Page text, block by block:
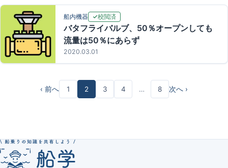
船内機器 校閲済
バタフライバルブ、50％オープンしても
流量は50％にあらず
2020.03.01
‹ 前へ 1 2 3 4 … 8 次へ ›